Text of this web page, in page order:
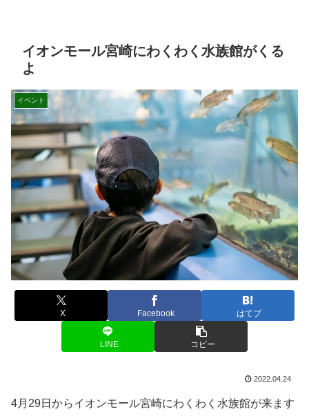
イオンモール宮崎にわくわく水族館がくる
よ
イベント
X Facebook はてブ
LINE コピー
2022.04.24
4月29日からイオンモール宮崎にわくわく水族館が来ます